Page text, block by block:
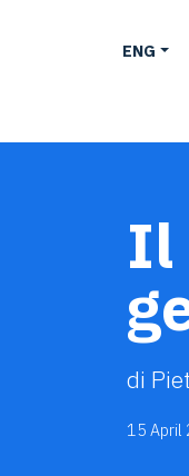
ENG
Il
di
15 April